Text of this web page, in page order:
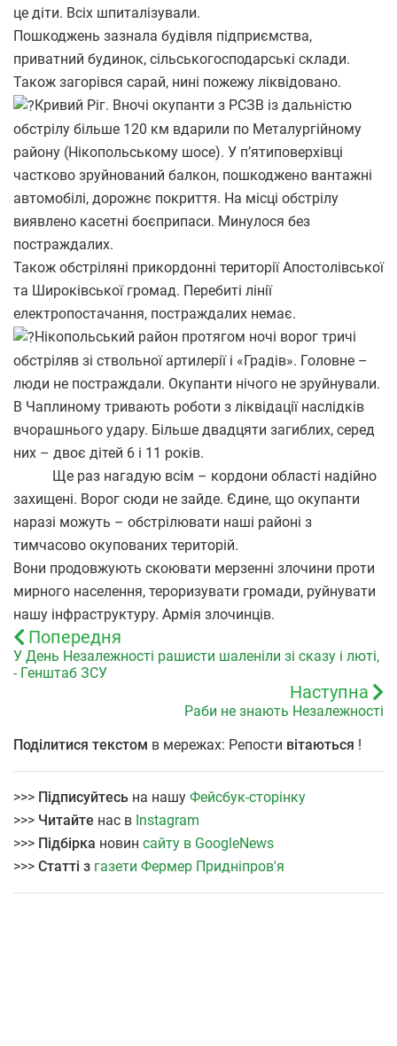
це діти. Всіх шпиталізували.
Пошкоджень зазнала будівля підприємства,
приватний будинок, сільськогосподарські склади.
Також загорівся сарай, нині пожежу ліквідовано.
Кривий Ріг. Вночі окупанти з РСЗВ із дальністю
обстрілу більше 120 км вдарили по Металургійному
району (Нікопольському шосе). У п’ятиповерхівці
частково зруйнований балкон, пошкоджено вантажні
автомобілі, дорожнє покриття. На місці обстрілу
виявлено касетні боєприпаси. Минулося без
постраждалих.
Також обстріляні прикордонні території Апостолівської
та Широківської громад. Перебиті лінії
електропостачання, постраждалих немає.
Нікопольський район протягом ночі ворог тричі
обстріляв зі ствольної артилерії і «Градів». Головне –
люди не постраждали. Окупанти нічого не зруйнували.
В Чаплиному тривають роботи з ліквідації наслідків
вчорашнього удару. Більше двадцяти загиблих, серед
них – двоє дітей 6 і 11 років.
Ще раз нагадую всім – кордони області надійно
захищені. Ворог сюди не зайде. Єдине, що окупанти
наразі можуть – обстрілювати наші районі з
тимчасово окупованих територій.
Вони продовжують скоювати мерзенні злочини проти
мирного населення, тероризувати громади, руйнувати
нашу інфраструктуру. Армія злочинців.
Попередня
У День Незалежності рашисти шаленіли зі сказу і люті,
- Генштаб ЗСУ
Наступна
Раби не знають Незалежності
Поділитися текстом в мережах: Репости вітаються !
>>> Підписуйтесь на нашу Фейсбук-сторінку
>>> Читайте нас в Instagram
>>> Підбірка новин сайту в GoogleNews
>>> Статті з газети Фермер Придніпров'я